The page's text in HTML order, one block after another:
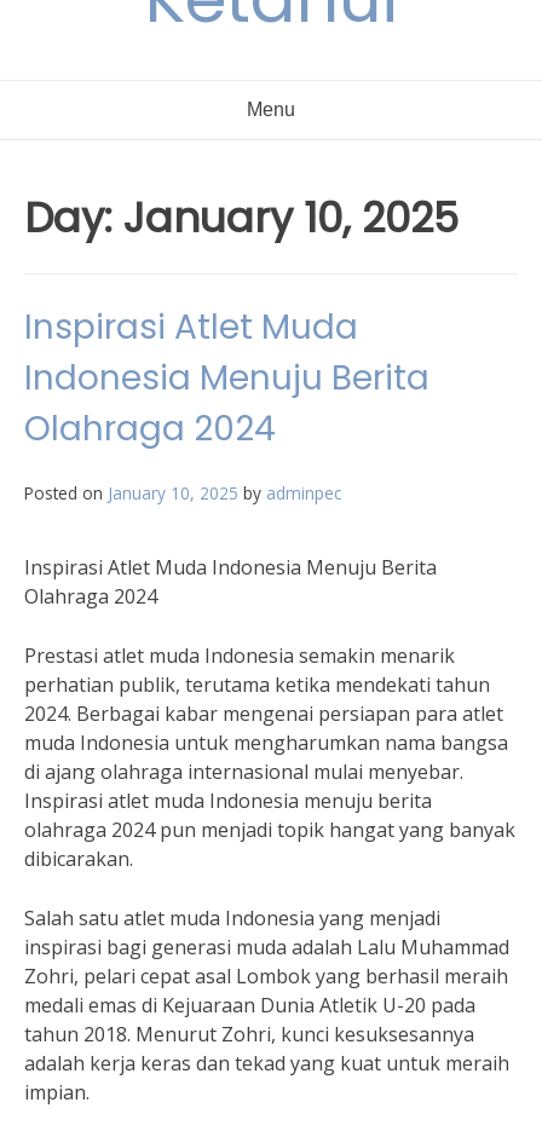
Menu
Day: January 10, 2025
Inspirasi Atlet Muda
Indonesia Menuju Berita
Olahraga 2024
Posted on January 10, 2025 by adminpec
Inspirasi Atlet Muda Indonesia Menuju Berita
Olahraga 2024
Prestasi atlet muda Indonesia semakin menarik
perhatian publik, terutama ketika mendekati tahun
2024. Berbagai kabar mengenai persiapan para atlet
muda Indonesia untuk mengharumkan nama bangsa
di ajang olahraga internasional mulai menyebar.
Inspirasi atlet muda Indonesia menuju berita
olahraga 2024 pun menjadi topik hangat yang banyak
dibicarakan.
Salah satu atlet muda Indonesia yang menjadi
inspirasi bagi generasi muda adalah Lalu Muhammad
Zohri, pelari cepat asal Lombok yang berhasil meraih
medali emas di Kejuaraan Dunia Atletik U-20 pada
tahun 2018. Menurut Zohri, kunci kesuksesannya
adalah kerja keras dan tekad yang kuat untuk meraih
impian.